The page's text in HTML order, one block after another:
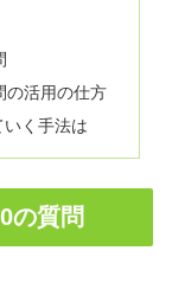
の活用の仕方
く手法は
の質問